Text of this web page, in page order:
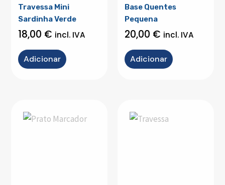
Travessa Mini
Sardinha Verde
18,00 € incl. IVA
Adicionar
Base Quentes
Pequena
20,00 € incl. IVA
Adicionar